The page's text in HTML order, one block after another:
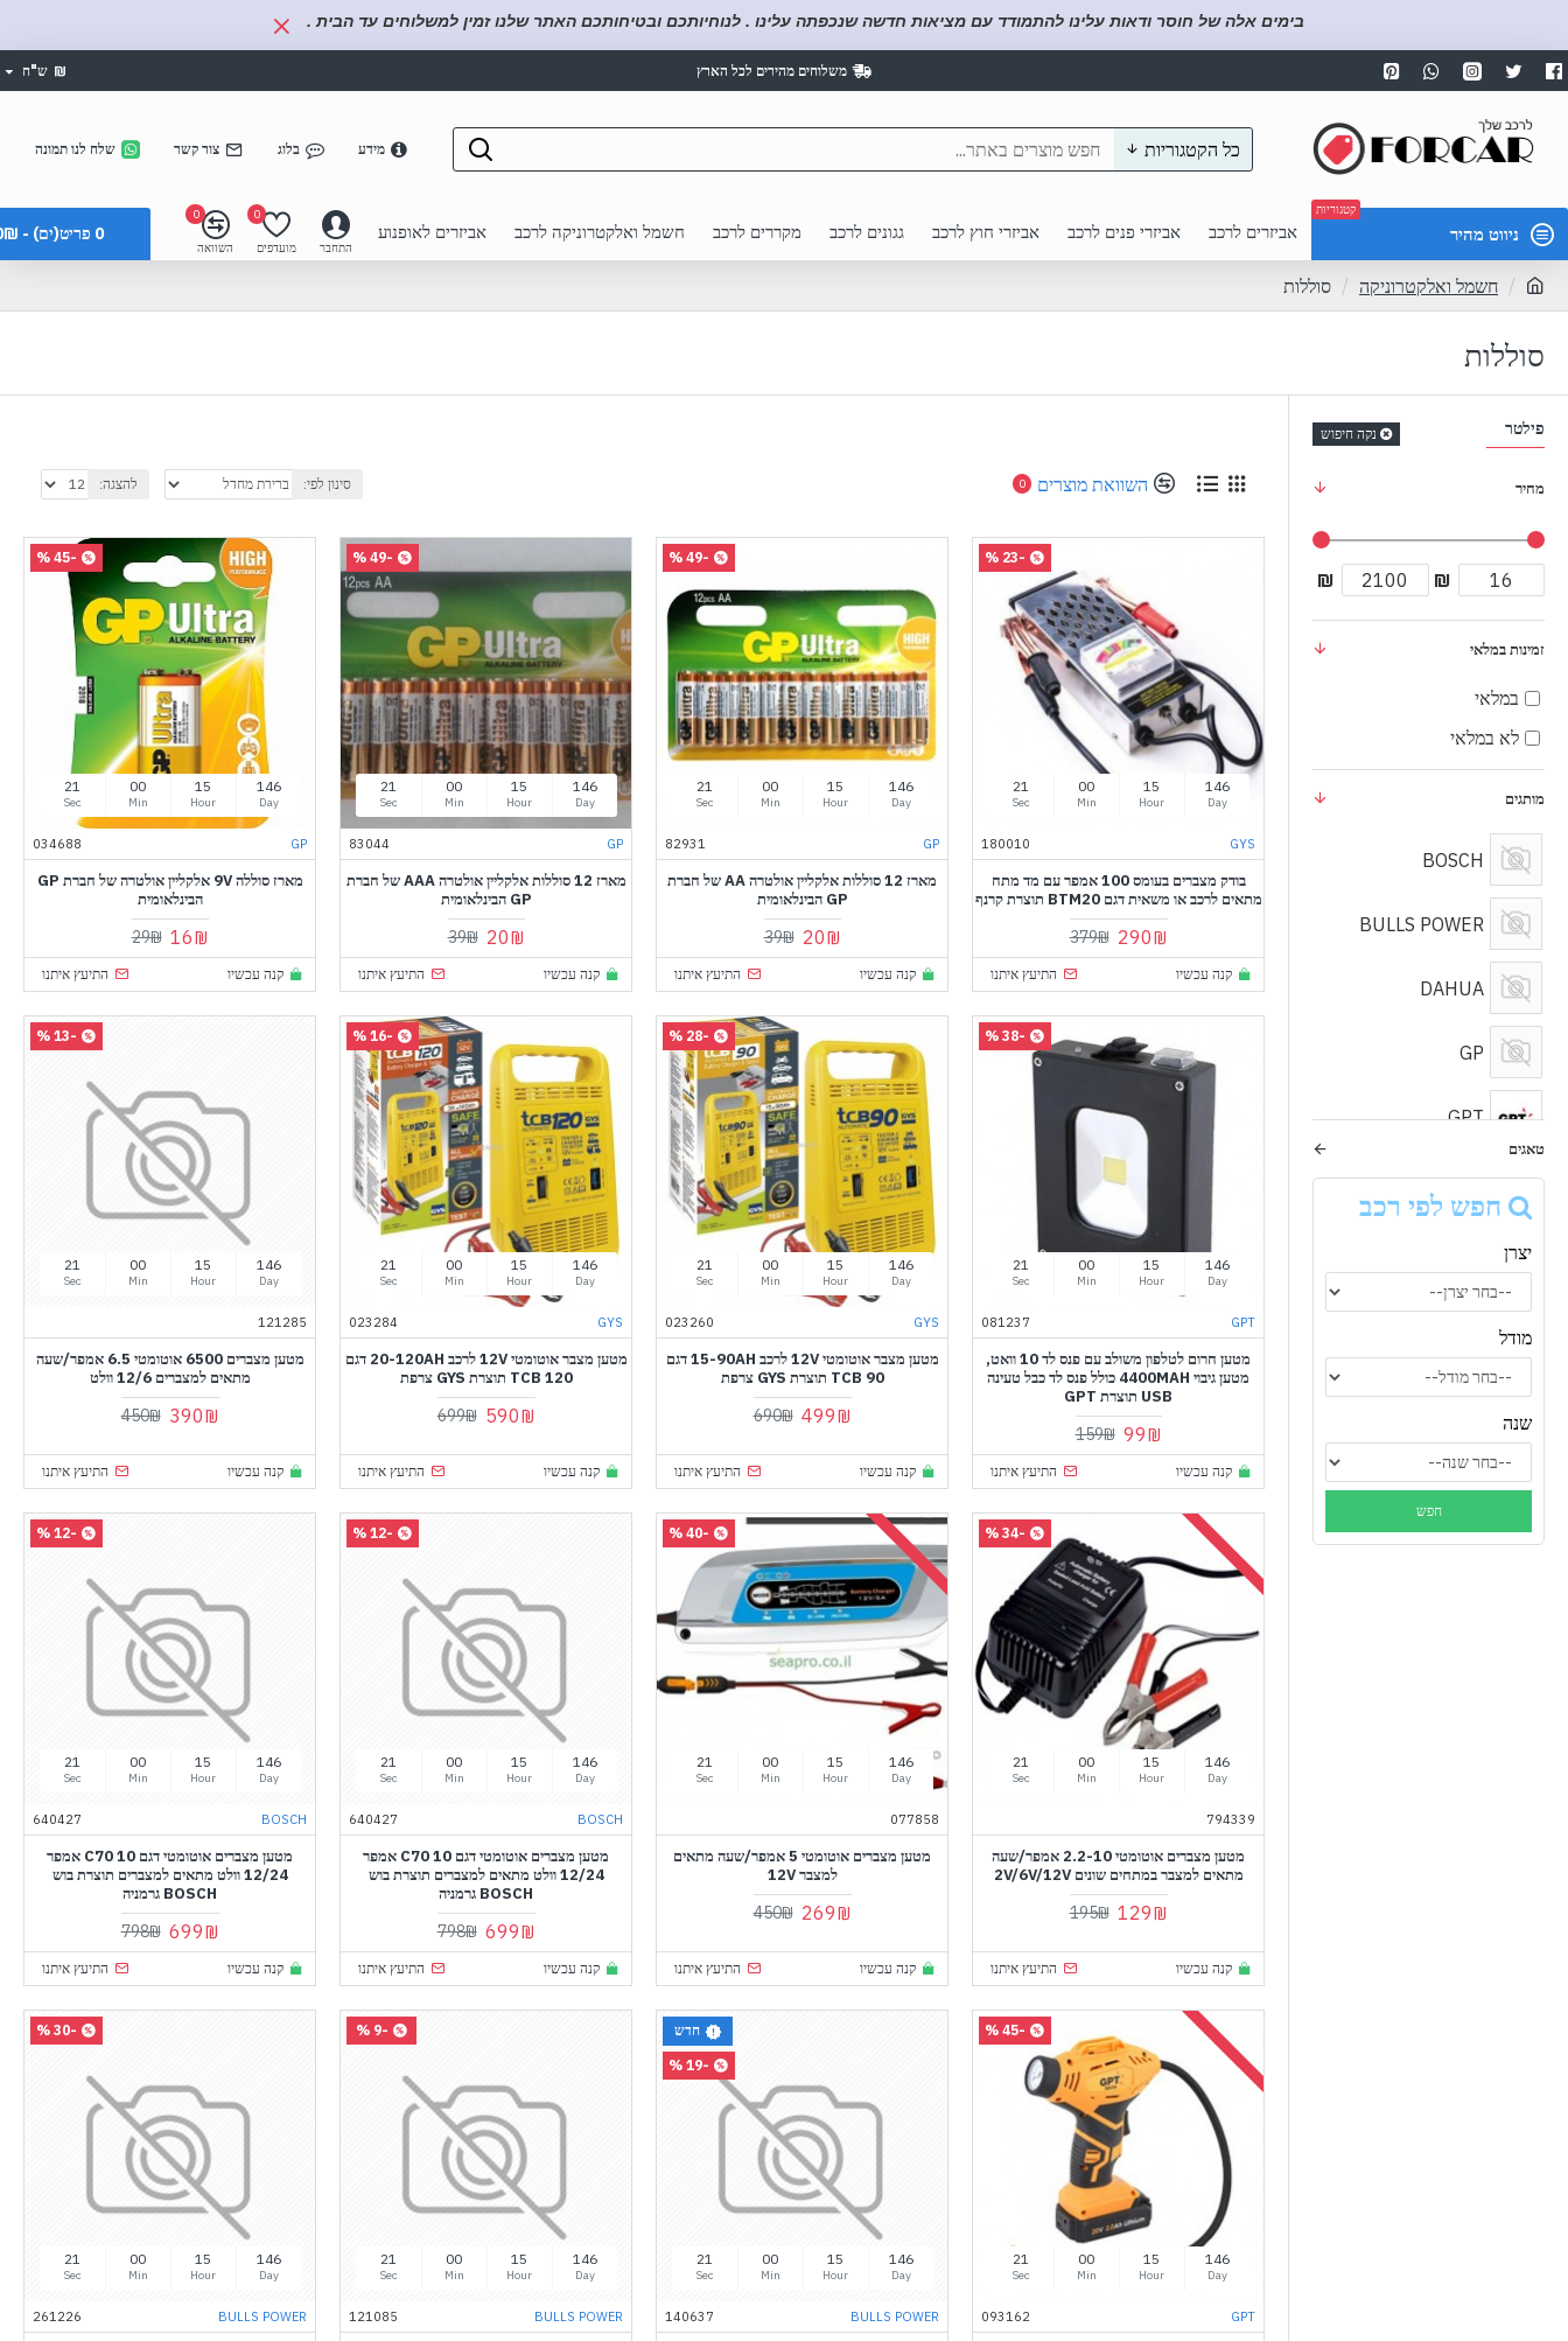
בימים אלה של חוסר ודאות עלינו להתמודד עם מציאות חדשה שנכפתה עלינו . לנוחיותכם ובטיחותכם האתר שלנו זמין למשלוחים עד הבית .
משלוחים מהירים לכל הארץ ₪ ש"ח
כל הקטגוריות מידע בלוג צור קשר שלח לנו תמונה
ניווט מהיר
קטגוריות
אביזרים לרכב אביזרי פנים לרכב אביזרי חוץ לרכב גגונים לרכב מקררים לרכב חשמל ואלקטרוניקה לרכב אביזרים לאופנוע
התחבר מועדפים
0
השוואה
0
0 פריט(ים) - 0₪
חשמל ואלקטרוניקה סוללות
סוללות
פילטר נקה חיפוש
מחיר
₪
₪
מותגים
BOSCH
BULLS POWER
DAHUA
GP
GPT
GYS
טאגים
זמינות במלאי
במלאי
לא במלאי
חפש לפי רכב
יצרן
מודל
שנה
השוואת מוצרים 0 סינון לפי: להצגה:
-23 %
146
Day
15
Hour
00
Min
20
Sec
GYS
180010
בודק מצברים בעומס 100 אמפר עם מד מתח
מתאים לרכב או משאית דגם BTM20 תוצרת קרנף
290₪
379₪
קנה עכשיו התיעץ איתנו
-49 %
146
Day
15
Hour
00
Min
20
Sec
GP
82931
מארז 12 סוללות אלקליין אולטרה AA של חברת
GP הבינלאומית
20₪
39₪
קנה עכשיו התיעץ איתנו
-49 %
146
Day
15
Hour
00
Min
20
Sec
GP
83044
מארז 12 סוללות אלקליין אולטרה AAA של חברת
GP הבינלאומית
20₪
39₪
קנה עכשיו התיעץ איתנו
-45 %
146
Day
15
Hour
00
Min
20
Sec
GP
034688
מארז סוללה 9V אלקליין אולטרה של חברת GP
הבינלאומית
16₪
29₪
קנה עכשיו התיעץ איתנו
-38 %
146
Day
15
Hour
00
Min
20
Sec
GPT
081237
מטען חרום לטלפון משולב עם פנס לד 10 וואט,
מטען גיבוי 4400MAH כולל פנס לד כבל טעינה
USB תוצרת GPT
99₪
159₪
קנה עכשיו התיעץ איתנו
-28 %
146
Day
15
Hour
00
Min
20
Sec
GYS
023260
מטען מצבר אוטומטי 12V לרכב 15-90AH דגם
TCB 90 תוצרת GYS צרפת
499₪
690₪
קנה עכשיו התיעץ איתנו
-16 %
146
Day
15
Hour
00
Min
20
Sec
GYS
023284
מטען מצבר אוטומטי 12V לרכב 20-120AH דגם
TCB 120 תוצרת GYS צרפת
590₪
699₪
קנה עכשיו התיעץ איתנו
-13 %
146
Day
15
Hour
00
Min
20
Sec
121285
מטען מצברים 6500 אוטומטי 6.5 אמפר/שעה
מתאים למצברים 12/6 וולט
390₪
450₪
קנה עכשיו התיעץ איתנו
-34 %
146
Day
15
Hour
00
Min
20
Sec
794339
מטען מצברים אוטומטי 2.2-10 אמפר/שעה
מתאים למצבר במתחים שונים 2V/6V/12V
129₪
195₪
קנה עכשיו התיעץ איתנו
-40 %
146
Day
15
Hour
00
Min
20
Sec
077858
מטען מצברים אוטומטי 5 אמפר/שעה מתאים
למצבר 12V
269₪
450₪
קנה עכשיו התיעץ איתנו
-12 %
146
Day
15
Hour
00
Min
20
Sec
BOSCH
640427
מטען מצברים אוטומטי דגם C70 10 אמפר
12/24 וולט מתאים למצברים תוצרת בוש
BOSCH גרמניה
699₪
798₪
קנה עכשיו התיעץ איתנו
-12 %
146
Day
15
Hour
00
Min
20
Sec
BOSCH
640427
מטען מצברים אוטומטי דגם C70 10 אמפר
12/24 וולט מתאים למצברים תוצרת בוש
BOSCH גרמניה
699₪
798₪
קנה עכשיו התיעץ איתנו
-45 %
146
Day
15
Hour
00
Min
21
Sec
GPT
093162
חדש
-19 %
146
Day
15
Hour
00
Min
21
Sec
BULLS POWER
140637
-9 %
146
Day
15
Hour
00
Min
21
Sec
BULLS POWER
121085
-30 %
146
Day
15
Hour
00
Min
21
Sec
BULLS POWER
261226